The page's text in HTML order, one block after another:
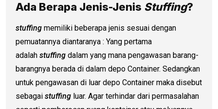
Ada Berapa Jenis-Jenis Stuffing?
stuffing memiliki beberapa jenis sesuai dengan
pemuatannya diantaranya : Yang pertama
adalah stuffing dalam yang mana pengawasan barang-
barangnya berada di dalam depo Container. Sedangkan
untuk pengawasan di luar depo Container maka disebut
sebagai stuffing luar. Agar terhindar dari permasalahan